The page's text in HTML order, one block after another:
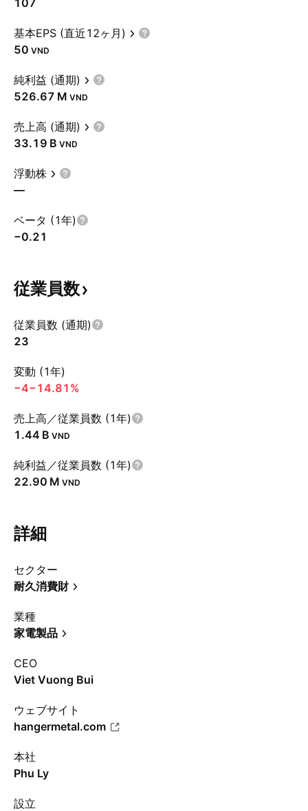
107
基本EPS (直近12ヶ月)
50 VND
純利益 (通期)
‪526.67 M‬ VND
売上高 (通期)
‪33.19 B‬ VND
浮動株
—
ベータ (1年)
−0.21
従業員数
従業員数 (通期)
23
変動 (1年)
−4−14.81%
売上高／従業員数 (1年)
‪1.44 B‬ VND
純利益／従業員数 (1年)
‪22.90 M‬ VND
詳細
セクター
耐久消費財
業種
家電製品
CEO
Viet Vuong Bui
ウェブサイト
hangermetal.com
本社
Phu Ly
設立